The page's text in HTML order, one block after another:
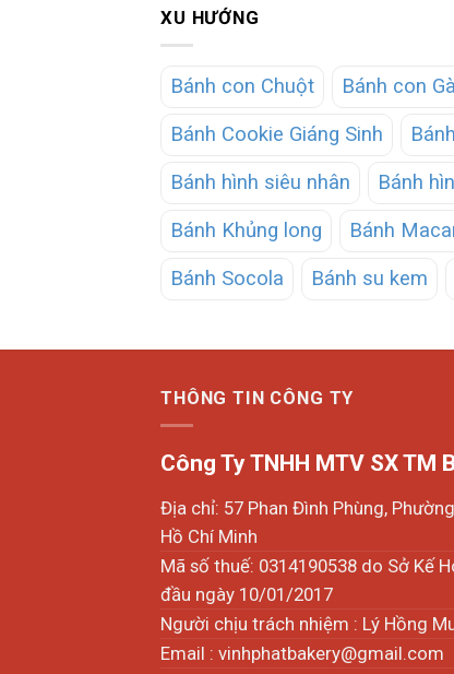
XU HƯỚNG
Bánh con Chuột Bánh con Gà
Bánh Cookie Giáng Sinh
Bánh hình siêu nhân
Bánh
Bánh Khủng long
Bánh
Bánh Socola
Bánh su kem
THÔNG TIN CÔNG TY
Công Ty TNHH MTV SX TM
Địa chỉ: 57 Phan Đình Phùng,
Hồ Chí Minh
Mã số thuế: 0314190538 do Sở Kế
đầu ngày 10/01/2017
Người chịu trách nhiệm : Lý Hồng
Email : vinhphatbakery@gmail.com